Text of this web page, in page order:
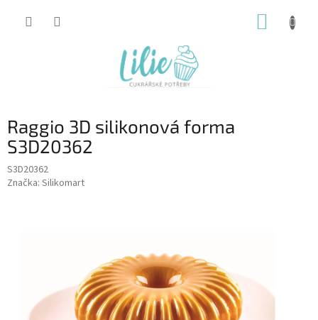
Raggio 3D silikonová forma
S3D20362
S3D20362
Značka: Silikomart